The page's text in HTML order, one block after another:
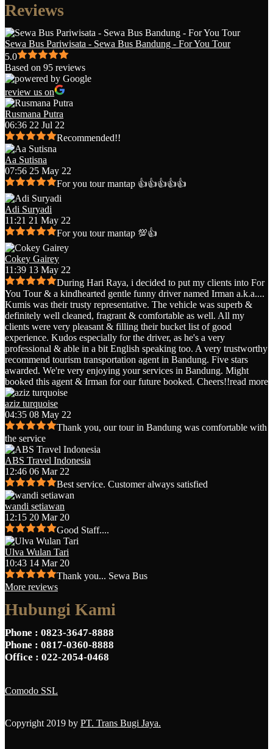
Reviews
Sewa Bus Pariwisata - Sewa Bus Bandung - For You Tour
5.0
Based on 95 reviews
review us on
Rusmana Putra
06:36 22 Jul 22
Recommended!!
Aa Sutisna
07:56 25 May 22
For you tour mantap 👍👍👍👍👍
Adi Suryadi
11:21 21 May 22
For you tour mantap 💯👍
Cokey Gairey
11:39 13 May 22
During Hari Raya, i decided to put my clients into For
You Tour & a kindhearted gentle funny driver named Irman a.k.a....
Kumis was their trusty representative. The vehicle was superb &
definitely well cleaned, fragrant & comfortable as well. All my
clients were very pleasant & filling their bucket list of good
experience. Kudos especially for the driver, as he's a very
professional & able in a bit English speaking too. A very trustworthy
recommend tourism transportation agent in Bandung. Five stars
awarded. We're very enjoying your services in Bandung. Might
booked this agent & Irman for our future booked. Cheers!!read more
aziz turquoise
04:35 08 May 22
Thank you, our tour in Bandung was comfortable with
the service
ABS Travel Indonesia
12:46 06 Mar 22
Best service. Customer always satisfied
wandi setiawan
12:15 20 Mar 20
Good Staff....
Ulva Wulan Tari
10:43 14 Mar 20
Thank you... Sewa Bus
More reviews
Hubungi Kami
Phone : 0823-3647-8888
Phone : 0817-0360-8888
Office : 022-2054-0468
Comodo SSL
Copyright 2019 by PT. Trans Bugi Jaya.